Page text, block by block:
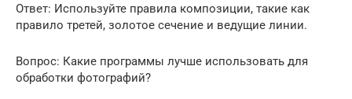
Ответ: Используйте правила композиции, такие как
правило третей, золотое сечение и ведущие линии.
Вопрос: Какие программы лучше использовать для
обработки фотографий?